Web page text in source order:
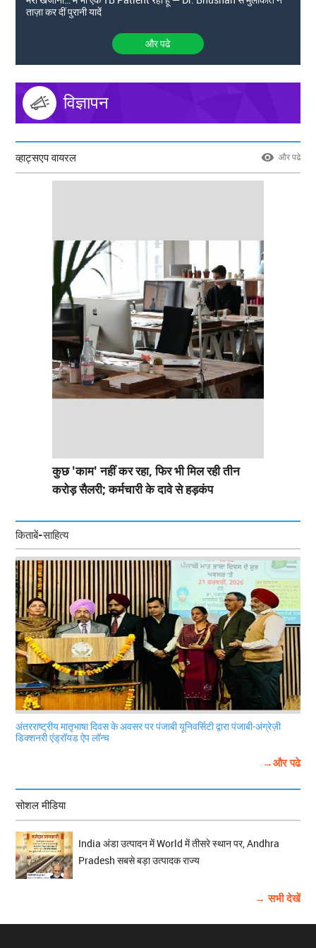
ताज़ा कर दीं पुरानी यादें
और पढे
विज्ञापन
व्हाट्सएप वायरल और पढे
कुछ 'काम' नहीं कर रहा, फिर भी मिल रही तीन
करोड़ सैलरी; कर्मचारी के दावे से हड़कंप
किताबें-साहित्य
अंतरराष्ट्रीय मातृभाषा दिवस के अवसर पर पंजाबी यूनिवर्सिटी द्वारा पंजाबी-अंग्रेज़ी
डिक्शनरी एंड्रॉयड ऐप लॉन्च
→और पढे
सोशल मीडिया
India अंडा उत्पादन में World में तीसरे स्थान पर, Andhra
Pradesh सबसे बड़ा उत्पादक राज्य
→ सभी देखें